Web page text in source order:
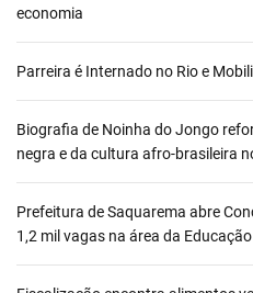
economia
Parreira é Internado no Rio e
Biografia de Noinha do Jongo
negra e da cultura afro-brasileira
Prefeitura de Saquarema abre
1,2 mil vagas na área da Educação